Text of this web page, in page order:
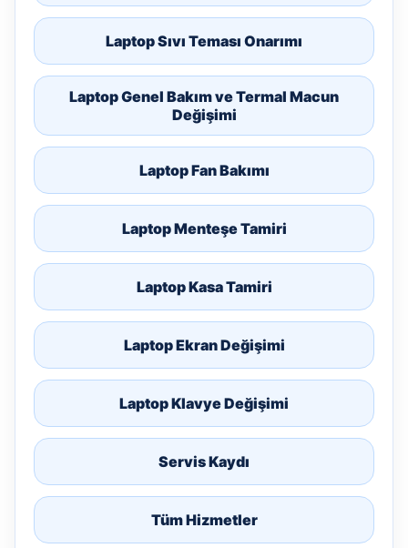
Laptop Sıvı Teması Onarımı
Laptop Genel Bakım ve Termal Macun
Değişimi
Laptop Fan Bakımı
Laptop Menteşe Tamiri
Laptop Kasa Tamiri
Laptop Ekran Değişimi
Laptop Klavye Değişimi
Servis Kaydı
Tüm Hizmetler